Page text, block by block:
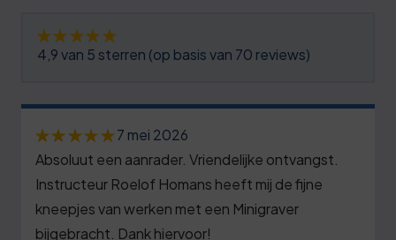
4,9 van 5 sterren (op basis van 70 reviews)
7 mei 2026
Absoluut een aanrader. Vriendelijke ontvangst.
Instructeur Roelof Homans heeft mij de fijne
kneepjes van werken met een Minigraver
bijgebracht. Dank hiervoor!